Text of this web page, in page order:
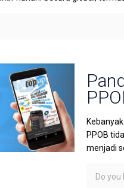
PPOB
menjadi
Do you